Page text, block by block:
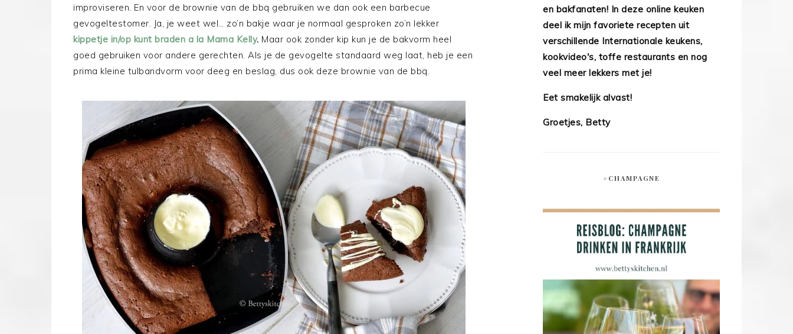
improviseren. En voor de brownie van de bbq gebruiken we dan ook een barbecue
gevogeltestomer. Ja, je weet wel… zo’n bakje waar je normaal gesproken zo’n lekker
kippetje in/op kunt braden a la Mama Kelly. Maar ook zonder kip kun je de bakvorm heel
goed gebruiken voor andere gerechten. Als je de gevogelte standaard weg laat, heb je een
prima kleine tulbandvorm voor deeg en beslag, dus ook deze brownie van de bbq.
en bakfanaten! In deze online keuken
deel ik mijn favoriete recepten uit
verschillende Internationale keukens,
kookvideo's, toffe restaurants en nog
veel meer lekkers met je!
Eet smakelijk alvast!
Groetjes, Betty
#CHAMPAGNE